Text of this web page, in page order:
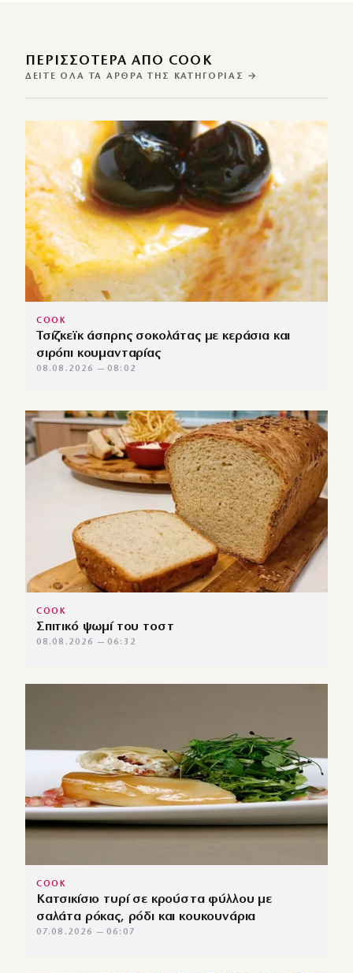
ΠΕΡΙΣΣΌΤΕΡΑ ΑΠΌ COOK
ΔΕΊΤΕ ΌΛΑ ΤΑ ΆΡΘΡΑ ΤΗΣ ΚΑΤΗΓΟΡΊΑΣ →
COOK
Τσίζκεϊκ άσπρης σοκολάτας με κεράσια και
σιρόπι κουμανταρίας
08.08.2026 — 08:02
COOK
Σπιτικό ψωμί του τοστ
08.08.2026 — 06:32
COOK
Κατσικίσιο τυρί σε κρούστα φύλλου με
σαλάτα ρόκας, ρόδι και κουκουνάρια
07.08.2026 — 06:07